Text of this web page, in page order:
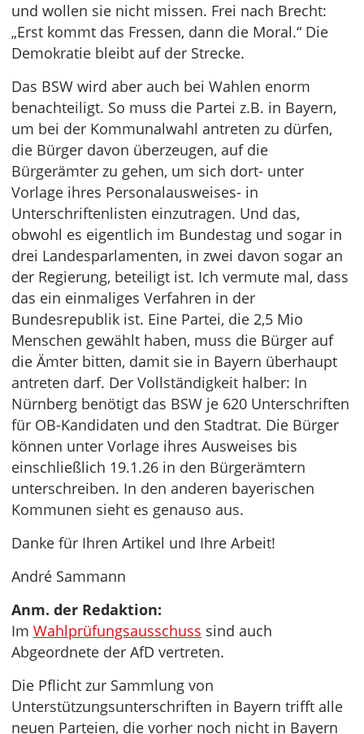
und wollen sie nicht missen. Frei nach Brecht:
„Erst kommt das Fressen, dann die Moral.“ Die
Demokratie bleibt auf der Strecke.
Das BSW wird aber auch bei Wahlen enorm
benachteiligt. So muss die Partei z.B. in Bayern,
um bei der Kommunalwahl antreten zu dürfen,
die Bürger davon überzeugen, auf die
Bürgerämter zu gehen, um sich dort- unter
Vorlage ihres Personalausweises- in
Unterschriftenlisten einzutragen. Und das,
obwohl es eigentlich im Bundestag und sogar in
drei Landesparlamenten, in zwei davon sogar an
der Regierung, beteiligt ist. Ich vermute mal, dass
das ein einmaliges Verfahren in der
Bundesrepublik ist. Eine Partei, die 2,5 Mio
Menschen gewählt haben, muss die Bürger auf
die Ämter bitten, damit sie in Bayern überhaupt
antreten darf. Der Vollständigkeit halber: In
Nürnberg benötigt das BSW je 620 Unterschriften
für OB-Kandidaten und den Stadtrat. Die Bürger
können unter Vorlage ihres Ausweises bis
einschließlich 19.1.26 in den Bürgerämtern
unterschreiben. In den anderen bayerischen
Kommunen sieht es genauso aus.
Danke für Ihren Artikel und Ihre Arbeit!
André Sammann
Anm. der Redaktion:
Im Wahlprüfungsausschuss sind auch
Abgeordnete der AfD vertreten.
Die Pflicht zur Sammlung von
Unterstützungsunterschriften in Bayern trifft alle
neuen Parteien, die vorher noch nicht in Bayern